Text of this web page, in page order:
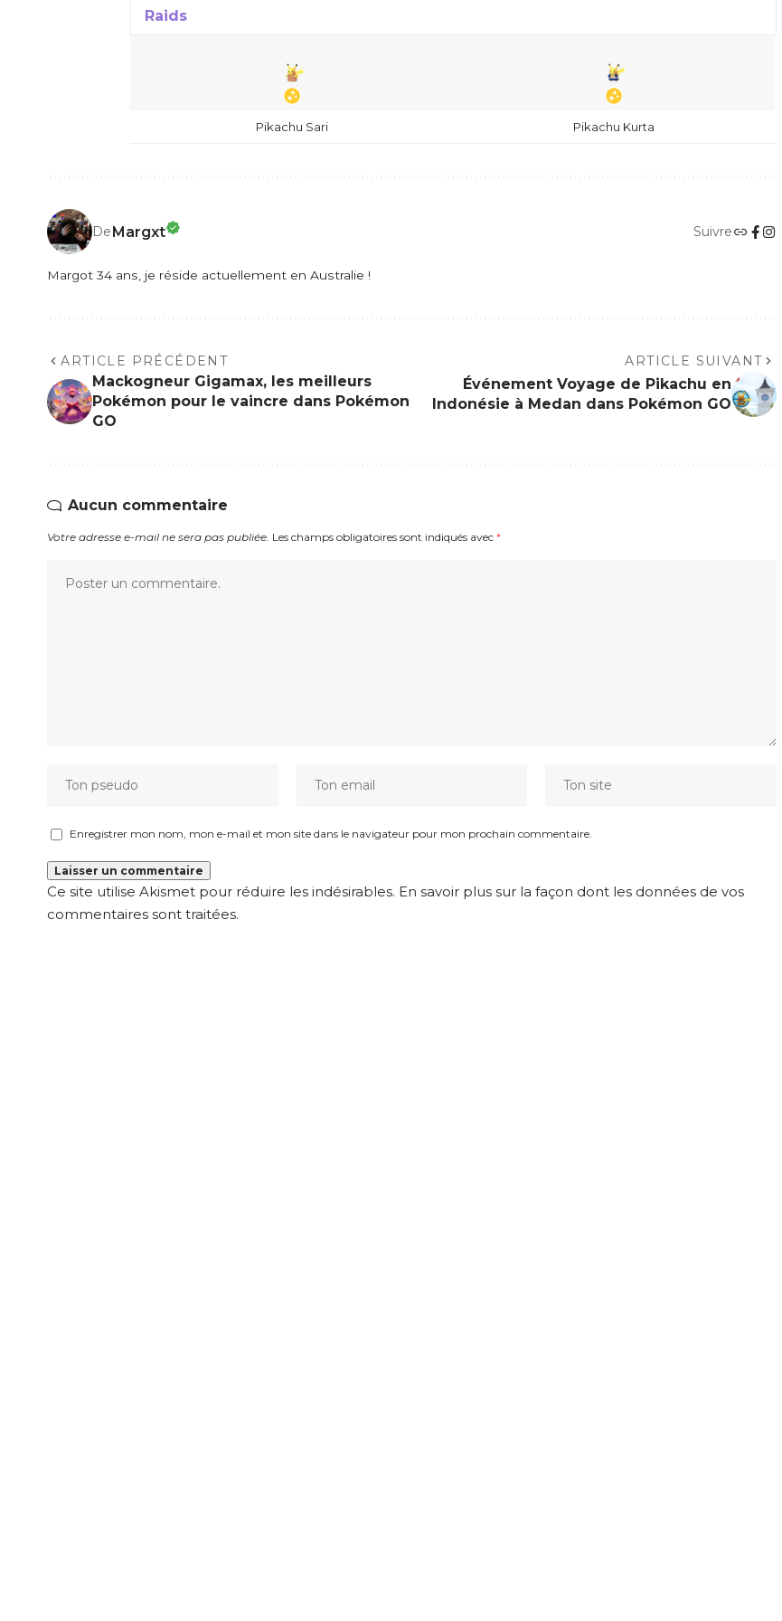
Raids
Pikachu Sari Pikachu Kurta
DeMargxt Suivre
Margot 34 ans, je réside actuellement en Australie !
ARTICLE PRÉCÉDENT
Mackogneur Gigamax, les meilleurs
Pokémon pour le vaincre dans Pokémon
GO
ARTICLE SUIVANT
Événement Voyage de Pikachu en
Indonésie à Medan dans Pokémon GO
Aucun commentaire
Votre adresse e-mail ne sera pas publiée. Les champs obligatoires sont indiqués avec *
Enregistrer mon nom, mon e-mail et mon site dans le navigateur pour mon prochain commentaire.
Ce site utilise Akismet pour réduire les indésirables. En savoir plus sur la façon dont les données de vos
commentaires sont traitées.